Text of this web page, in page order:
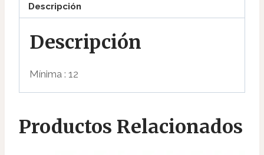
Descripción
Descripción
Mínima : 12
Productos Relacionados